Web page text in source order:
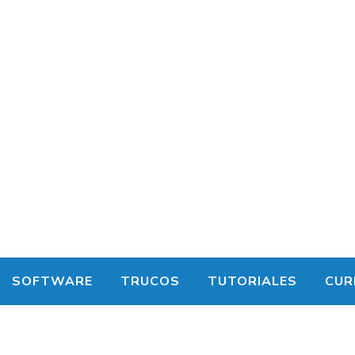
SOFTWARE TRUCOS TUTORIALES